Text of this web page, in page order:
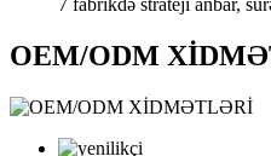
7 fabrikdə strateji anbar,
OEM/ODM